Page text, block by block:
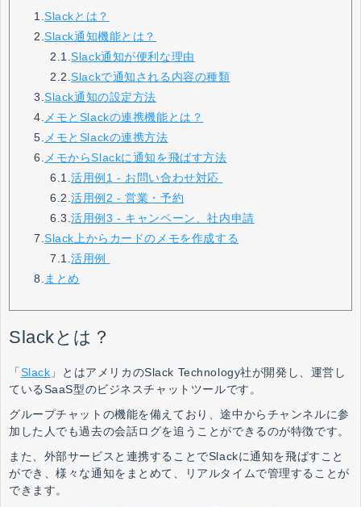
1.Slackとは？
2.Slack通知機能とは？
2.1.Slack通知が便利な理由
2.2.Slackで通知される内容の種類
3.Slack通知の設定方法
4. メモとSlackの連携機能とは？
5. メモとSlackの連携方法
6.
メモからSlackに通知を飛ばす方法
6.1.活用例1 - お問い合わせ対応
6.2.活用例2 - 営業・予約
6.3.活用例3 - キャンペーン、社内申請
7.Slack上からカードのメモを作成する
7.1.活用例
8. まとめ
Slackとは？
「Slack 」とはアメリカのSlack Technology社が開発し、運営し
ているSaaS型のビジネスチャットツールです。
グループチャットの機能を備えており、途中からチャンネルに参
加した人でも過去の会話ログを追うことができるのが特徴です。
また、外部サービスと連携することでSlackに通知を飛ばすこと
ができ、様々な通知をまとめて、リアルタイムで管理することが
できます。